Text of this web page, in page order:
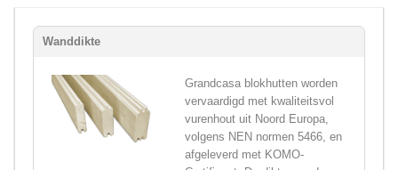
Wanddikte
Grandcasa blokhutten worden
vervaardigd met kwaliteitsvol
vurenhout uit Noord Europa,
volgens NEN normen 5466, en
afgeleverd met KOMO-